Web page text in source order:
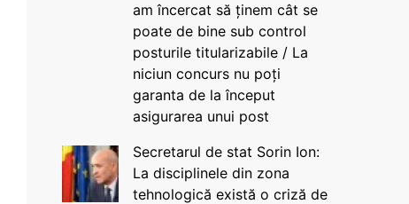
am încercat să ținem cât se
poate de bine sub control
posturile titularizabile / La
niciun concurs nu poți
garanta de la început
asigurarea unui post
Secretarul de stat Sorin Ion:
La disciplinele din zona
tehnologică există o criză de